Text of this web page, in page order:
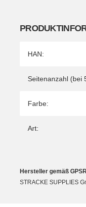
Produkteigenschaft
Wert
HAN:
Seitenanzahl (bei
Farbe:
Art:
Hersteller gemäß
STRACKE SUPPLIES